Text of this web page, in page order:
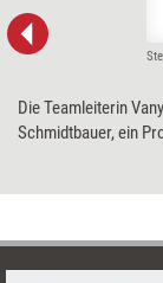
Die Teamleiterin
Schmidtbauer, ein